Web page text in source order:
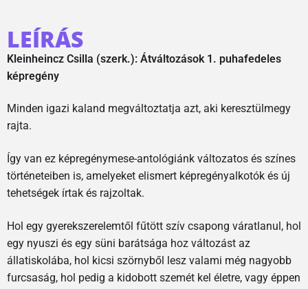
LEÍRÁS
Kleinheincz Csilla (szerk.): Átváltozások 1. puhafedeles
képregény
Minden igazi kaland megváltoztatja azt, aki keresztülmegy
rajta.
Így van ez képregénymese-antológiánk változatos és színes
történeteiben is, amelyeket elismert képregényalkotók és új
tehetségek írtak és rajzoltak.
Hol egy gyerekszerelemtől fűtött szív csapong váratlanul, hol
egy nyuszi és egy süni barátsága hoz változást az
állatiskolába, hol kicsi szörnyből lesz valami még nagyobb
furcsaság, hol pedig a kidobott szemét kel életre, vagy éppen